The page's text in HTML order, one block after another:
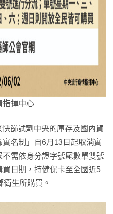
揮中心
篩試劑中央的庫存及國內貨
名制」自6月13日起取消實
需依身分證字號尾數單雙號
日期，持健保卡至全國近5
生所購買。